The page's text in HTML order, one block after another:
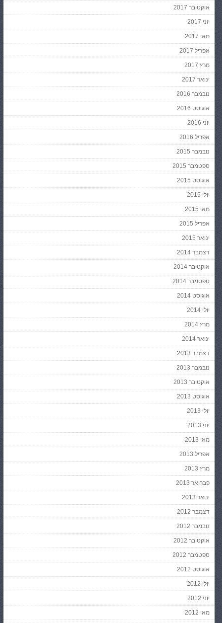
אוקטובר 2017
יוני 2017
מאי 2017
אפריל 2017
מרץ 2017
ינואר 2017
נובמבר 2016
אוגוסט 2016
יוני 2016
אפריל 2016
נובמבר 2015
ספטמבר 2015
אוגוסט 2015
יולי 2015
מאי 2015
אפריל 2015
ינואר 2015
דצמבר 2014
אוקטובר 2014
ספטמבר 2014
אוגוסט 2014
יולי 2014
מרץ 2014
ינואר 2014
דצמבר 2013
נובמבר 2013
אוקטובר 2013
אוגוסט 2013
יולי 2013
יוני 2013
מאי 2013
אפריל 2013
מרץ 2013
פברואר 2013
ינואר 2013
דצמבר 2012
נובמבר 2012
אוקטובר 2012
ספטמבר 2012
אוגוסט 2012
יולי 2012
יוני 2012
מאי 2012